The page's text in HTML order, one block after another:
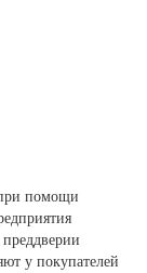
помощи
у покупателей